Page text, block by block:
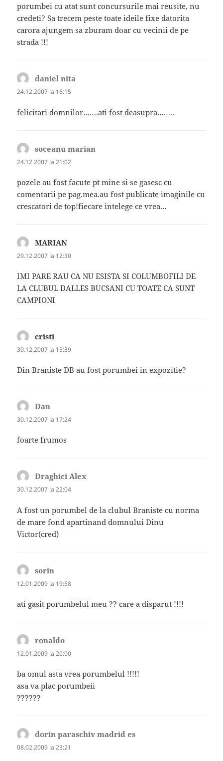
porumbei cu atat sunt concursurile mai reusite, nu
credeti? Sa trecem peste toate ideile fixe datorita
carora ajungem sa zburam doar cu vecinii de pe
strada !!!
daniel nita
24.12.2007 la 16:15
felicitari domnilor…….ati fost deasupra……..
soceanu marian
24.12.2007 la 21:02
pozele au fost facute pt mine si se gasesc cu
comentarii pe pag.mea.au fost publicate imaginile cu
crescatori de top!fiecare intelege ce vrea…
MARIAN
29.12.2007 la 12:30
IMI PARE RAU CA NU ESISTA SI COLUMBOFILI DE
LA CLUBUL DALLES BUCSANI CU TOATE CA SUNT
CAMPIONI
cristi
30.12.2007 la 15:39
Din Braniste DB au fost porumbei in expozitie?
Dan
30.12.2007 la 17:24
foarte frumos
Draghici Alex
30.12.2007 la 22:04
A fost un porumbel de la clubul Braniste cu norma
de mare fond apartinand domnului Dinu
Victor(cred)
sorin
12.01.2009 la 19:58
ati gasit porumbelul meu ?? care a disparut !!!!
ronaldo
12.01.2009 la 20:00
ba omul asta vrea porumbelul !!!!!
asa va plac porumbeii
??????
dorin paraschiv madrid es
08.02.2009 la 23:21